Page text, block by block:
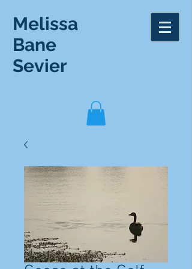
Melissa
Bane
Sevier